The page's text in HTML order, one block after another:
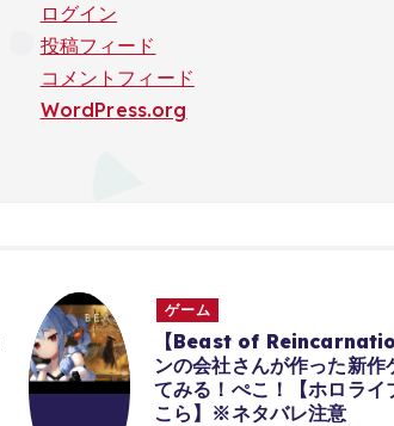
ログイン
投稿フィード
コメントフィード
WordPress.org
ゲーム
【Beast of
ンの会社さんが作った新作
てみる！ぺこ！【ホロラ
こら】※ネタバレ注意